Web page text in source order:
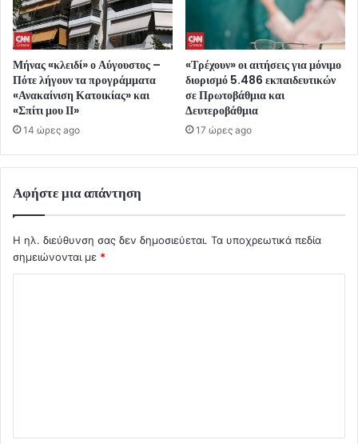
Μήνας «κλειδί» ο Αύγουστος –
Πότε λήγουν τα προγράμματα
«Ανακαίνιση Κατοικίας» και
«Σπίτι μου ΙΙ»
14 ώρες ago
«Τρέχουν» οι αιτήσεις για μόνιμο
διορισμό 5.486 εκπαιδευτικών
σε Πρωτοβάθμια και
Δευτεροβάθμια
17 ώρες ago
Αφήστε μια απάντηση
Η ηλ. διεύθυνση σας δεν δημοσιεύεται. Τα υποχρεωτικά πεδία
σημειώνονται με *